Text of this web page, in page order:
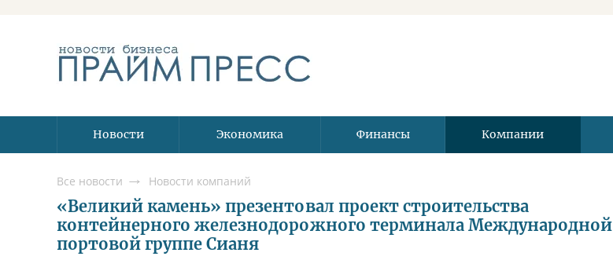
Новости Экономика Финансы Компании
Все новости Новости компаний
«Великий камень» презентовал проект строительства
контейнерного железнодорожного терминала Международной
портовой группе Сианя